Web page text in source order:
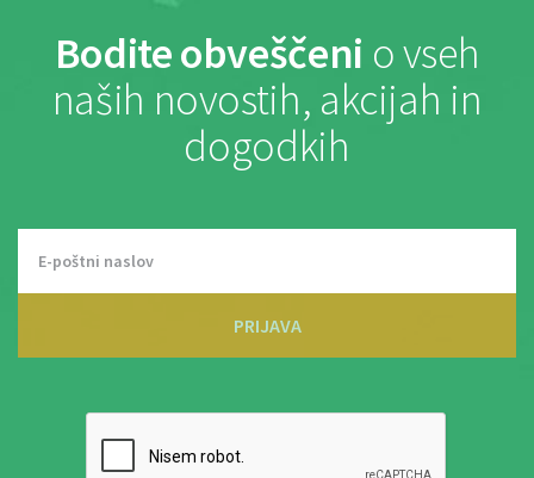
Bodite obveščeni o vseh
naših novostih, akcijah in
dogodkih
PRIJAVA